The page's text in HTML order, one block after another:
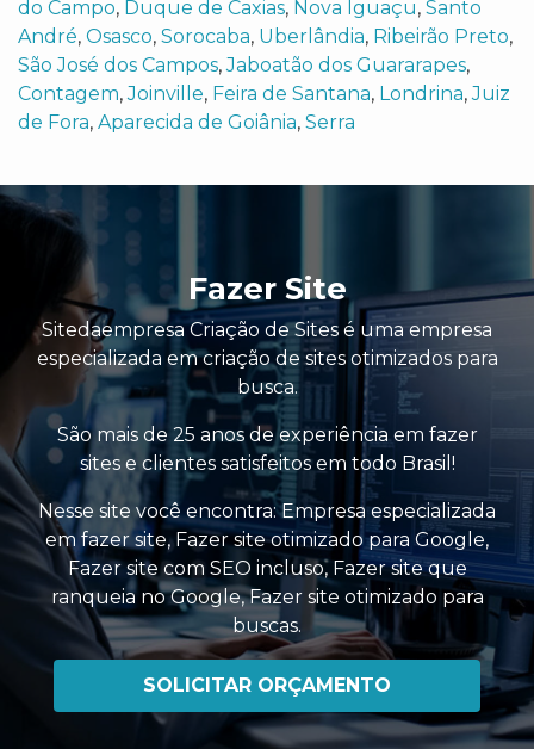
do Campo, Duque de Caxias, Nova Iguaçu, Santo
André, Osasco, Sorocaba, Uberlândia, Ribeirão Preto,
São José dos Campos,Jaboatão dos Guararapes,
Contagem,Joinville, Feira de Santana, Londrina,Juiz
de Fora, Aparecida de Goiânia, Serra
Fazer Site
Sitedaempresa Criação de Sites é uma empresa
especializada em criação de sites otimizados para
busca.
São mais de 25 anos de experiência em fazer
sites e clientes satisfeitos em todo Brasil!
Nesse site você encontra:Empresa especializada
em fazer site,Fazer site otimizado para Google,
Fazer site com SEO incluso, Fazer site que
ranqueia no Google,Fazer site otimizado para
buscas.
SOLICITAR ORÇAMENTO